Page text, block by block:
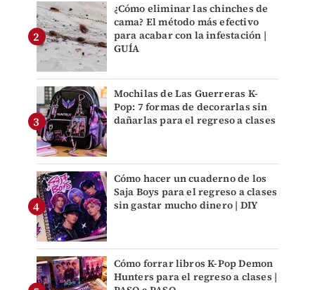
¿Cómo eliminar las chinches de
cama? El método más efectivo
para acabar con la infestación |
GUÍA
Mochilas de Las Guerreras K-
Pop: 7 formas de decorarlas sin
dañarlas para el regreso a clases
Cómo hacer un cuaderno de los
Saja Boys para el regreso a clases
sin gastar mucho dinero | DIY
Cómo forrar libros K-Pop Demon
Hunters para el regreso a clases |